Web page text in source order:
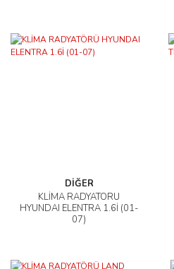
DİĞER
KLİMA RADYATÖRÜ
HYUNDAI ELENTRA 1.6İ (01-
07)